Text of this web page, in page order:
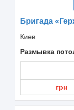
Бригада
Киев
Размывка
грн